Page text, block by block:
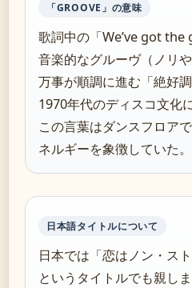
「GROOVE」の意味
歌詞中の「We’ve got the
音楽的なグルーヴ（ノリ
万事が順調に進む「絶好
1970年代のディスコ文化
この言葉はダンスフロア
ネルギーを象徴していた。
日本語タイトルについて
日本では「恋はノン・スト
というタイトルでも親しま